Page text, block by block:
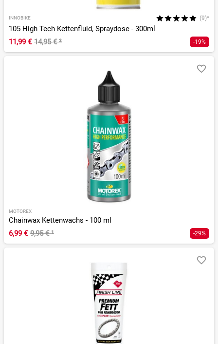
INNOBIKE (9)*
105 High Tech Kettenfluid, Spraydose - 300ml
11,99 € 14,95 €² -19%
MOTOREX
Chainwax Kettenwachs - 100 ml
6,99 € 9,95 €¹ -29%